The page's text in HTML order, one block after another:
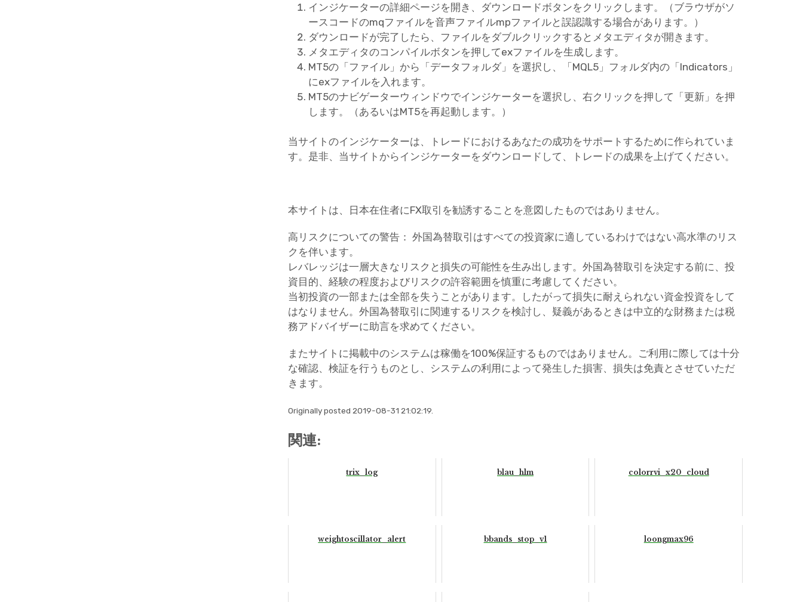
インジケーターの詳細ページを開き、ダウンロードボタンをクリックします。（ブラウザがソ
ースコードのmqファイルを音声ファイルmpファイルと誤認識する場合があります。）
ダウンロードが完了したら、ファイルをダブルクリックするとメタエディタが開きます。
メタエディタのコンパイルボタンを押してexファイルを生成します。
MT5の「ファイル」から「データフォルダ」を選択し、「MQL5」フォルダ内の「Indicators」
にexファイルを入れます。
MT5のナビゲーターウィンドウでインジケーターを選択し、右クリックを押して「更新」を押
します。（あるいはMT5を再起動します。）
当サイトのインジケーターは、トレードにおけるあなたの成功をサポートするために作られていま
す。是非、当サイトからインジケーターをダウンロードして、トレードの成果を上げてください。
本サイトは、日本在住者にFX取引を勧誘することを意図したものではありません。
高リスクについての警告： 外国為替取引はすべての投資家に適しているわけではない高水準のリス
クを伴います。
レバレッジは一層大きなリスクと損失の可能性を生み出します。外国為替取引を決定する前に、投
資目的、経験の程度およびリスクの許容範囲を慎重に考慮してください。
当初投資の一部または全部を失うことがあります。したがって損失に耐えられない資金投資をして
はなりません。外国為替取引に関連するリスクを検討し、疑義があるときは中立的な財務または税
務アドバイザーに助言を求めてください。
またサイトに掲載中のシステムは稼働を100%保証するものではありません。ご利用に際しては十分
な確認、検証を行うものとし、システムの利用によって発生した損害、損失は免責とさせていただ
きます。
Originally posted 2019-08-31 21:02:19.
関連:
trix_log blau_hlm colorrvi_x20_cloud
weightoscillator_alert bbands_stop_v1 loongmax96